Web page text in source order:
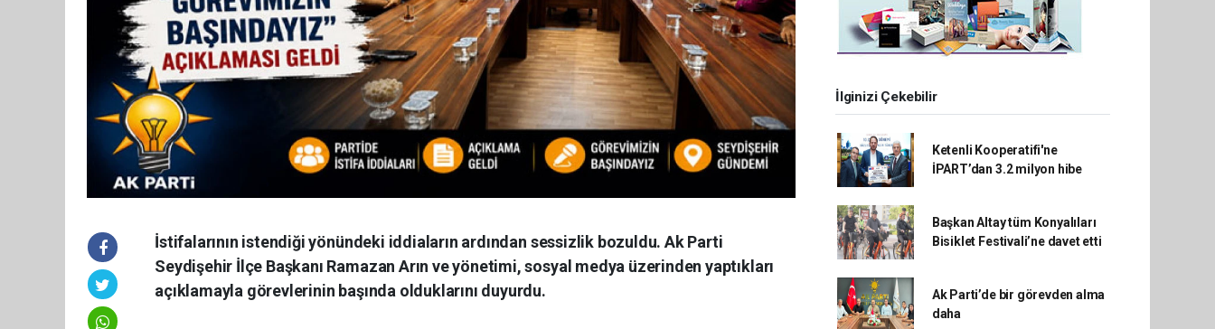
İstifalarının istendiği yönündeki iddiaların ardından sessizlik bozuldu. Ak Parti
Seydişehir İlçe Başkanı Ramazan Arın ve yönetimi, sosyal medya üzerinden yaptıkları
açıklamayla görevlerinin başında olduklarını duyurdu.
İlginizi Çekebilir
Ketenli Kooperatifi'ne
İPART’dan 3.2 milyon hibe
Başkan Altay tüm Konyalıları
Bisiklet Festivali’ne davet etti
Ak Parti’de bir görevden alma
daha